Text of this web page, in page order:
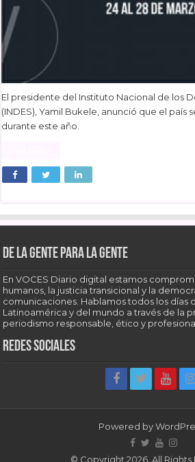
El presidente del Instituto Nacional de los
(INDES), Yamil Bukele, anunció que el país
durante este año.
De la gente para la gente
En VOCES Diario digital estamos
humanos, la justicia transicional y la
comunicaciones. Hablamos todos los días
Latinoamérica y del mundo a través de la
periodismo responsable, ético y
Redes sociales
Powered by
© Copyright 2026, All Rights